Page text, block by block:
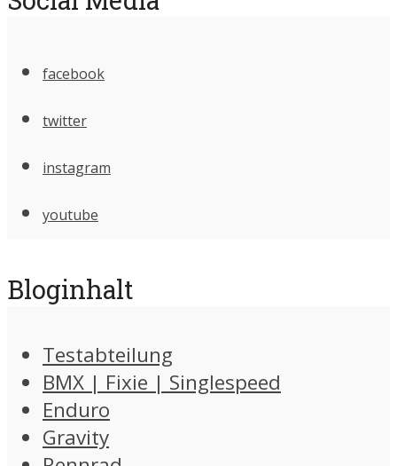
facebook
twitter
instagram
youtube
Bloginhalt
Testabteilung
BMX | Fixie | Singlespeed
Enduro
Gravity